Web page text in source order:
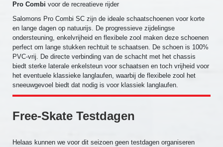
Pro Combi voor de recreatieve rijder
Salomons Pro Combi SC zijn de ideale schaatschoenen voor korte
en lange dagen op natuurijs. De progressieve zijdelingse
ondersteuning, enkelvrijheid en flexibele zool maken deze schoenen
perfect om lange stukken rechtuit te schaatsen. De schoen is 100%
PVC-vrij. De directe verbinding van de schacht met het chassis
biedt sterke laterale enkelsteun voor schaatsen en toch vrijheid voor
het eventuele klassieke langlaufen, waarbij de flexibele zool het
sneeuwgevoel biedt dat nodig is voor klassiek langlaufen.
Free-Skate Testdagen
Helaas kunnen we voor dit seizoen geen testdagen organiseren